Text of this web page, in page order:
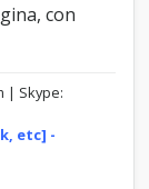
con
| Skype:
etc] -